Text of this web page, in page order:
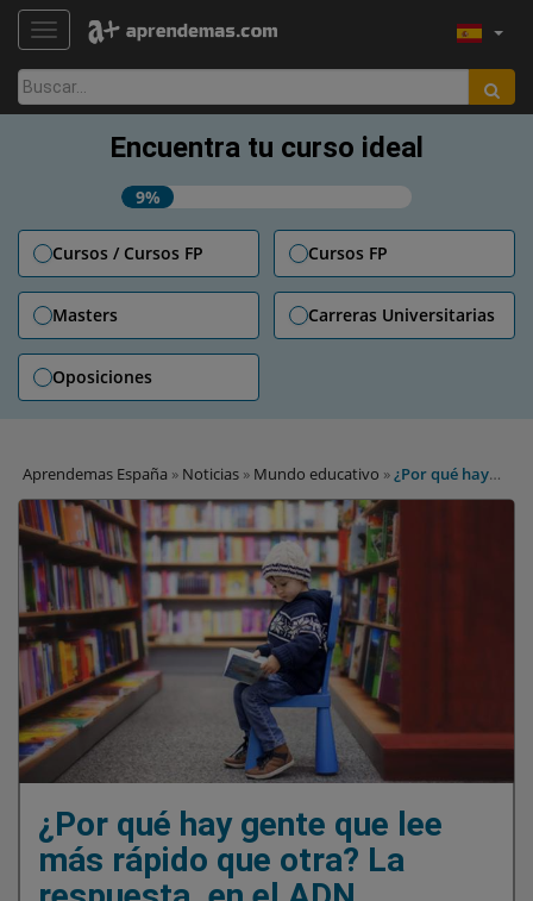
TOGGLE NAVIGATION
Buscar:
Encuentra tu curso ideal
9%
Cursos / Cursos FP Cursos FP
Masters Carreras Universitarias
Oposiciones
Aprendemas España » Noticias » Mundo educativo »¿Por qué hay
gente que lee más rápido que otra? La respuesta, en el ADN
¿Por qué hay gente que lee
más rápido que otra? La